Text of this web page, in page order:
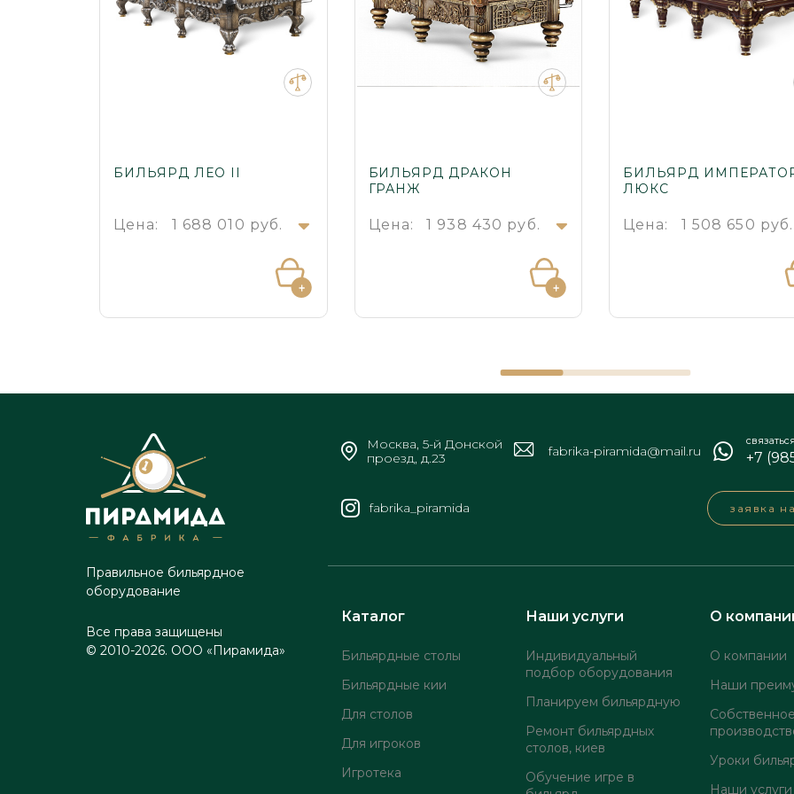
БИЛЬЯРД ЛЕО II
Цена: 1 688 010 руб.
БИЛЬЯРД ДРАКОН
ГРАНЖ
Цена: 1 938 430 руб.
БИЛЬЯРД
ЛЮКС
Цена: 1 508 650 руб.
Правильное бильярдное
оборудование
Все права защищены
© 2010-2026. ООО «Пирамида»
Москва, 5-й Донской
проезд, д.23
fabrika-piramida@mail.ru +7
fabrika_piramida заявка
Каталог
Бильярдные столы
Бильярдные кии
Для столов
Для игроков
Игротека
Наши услуги
Индивидуальный
подбор оборудования
Планируем бильярдную
Ремонт бильярдных
столов, киев
Обучение игре в
О
О компании
Наши
Собственное
Уроки
Наши услуги